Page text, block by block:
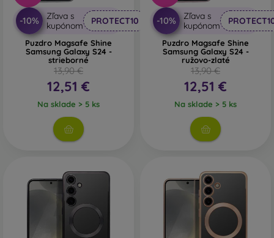
-10%
Zľava s
kupónom
PROTECT10
Puzdro Magsafe Shine
Samsung Galaxy S24 -
strieborné
13,90 €
12,51 €
Na sklade > 5 ks
-10%
Zľava s
kupónom
Puzdro Magsafe Shine
Samsung Galaxy S24 -
ružovo-zlaté
13,90 €
12,51 €
Na sklade > 5 ks